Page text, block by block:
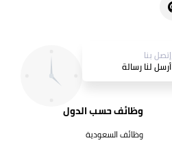
إتصل بنا
أرسل لنا رسالة
وظائف حسب الدول
وظائف السعودية